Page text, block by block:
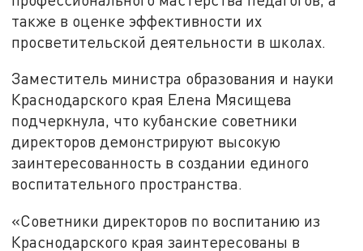
также в оценке эффективности их
просветительской деятельности в школах.
Заместитель министра образования и науки
Краснодарского края Елена Мясищева
подчеркнула, что кубанские советники
директоров демонстрируют высокую
заинтересованность в создании единого
воспитательного пространства.
«Советники директоров по воспитанию из
Краснодарского края заинтересованы в